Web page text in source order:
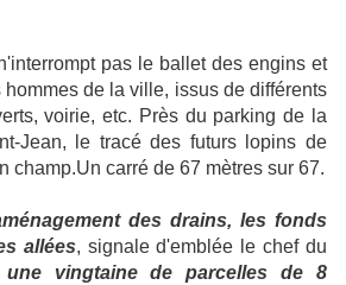
pas le ballet des engins et
hommes de la ville, issus de différents
voirie, etc. Près du parking de la
Jean, le tracé des futurs lopins de
champ.Un carré de 67 mètres sur 67.
des drains, les fonds
allées, signale d'emblée le chef du
vingtaine de parcelles de 8